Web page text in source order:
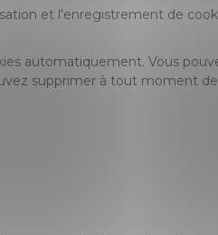
et l'enregistrement de
automatiquement. Vous
supprimer à tout moment